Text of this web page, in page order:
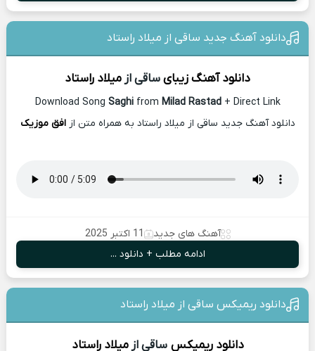
دانلود آهنگ جدید ساقی از میلاد راستاد
دانلود آهنگ زیبایساقی ازمیلاد راستاد
Download Song Saghi from Milad Rastad+ Direct Link
دانلود آهنگ جدید ساقی از میلاد راستاد به همراه متن ازافق موزیک
آهنگ های جدید
11 اکتبر 2025
ادامه مطلب + دانلود ...
دانلود ریمیکس ساقی از میلاد راستاد
دانلود ریمیکس ساقی ازمیلاد راستاد